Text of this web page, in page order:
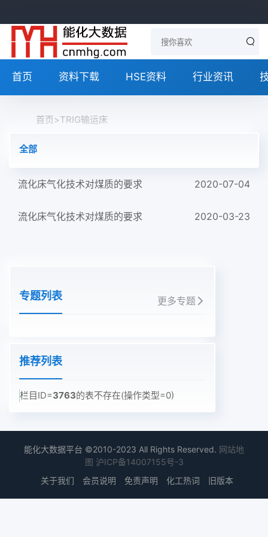
首页 资料下载 HSE资料 行业资讯
首页>TRIG输运床
全部
流化床气化技术对煤质的要求 2020-07-04
流化床气化技术对煤质的要求 2020-03-23
专题列表 更多专题
推荐列表
栏目ID=3763的表不存在(操作类型=0)
能化大数据平台 ©2010-2023 All Rights Reserved. 网站地
图 沪ICP备14007155号-3
关于我们
会员说明 免责声明 化工热词 旧版本